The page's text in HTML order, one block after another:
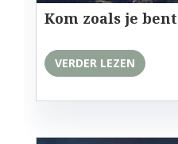
Kom zoals je bent
VERDER LEZEN